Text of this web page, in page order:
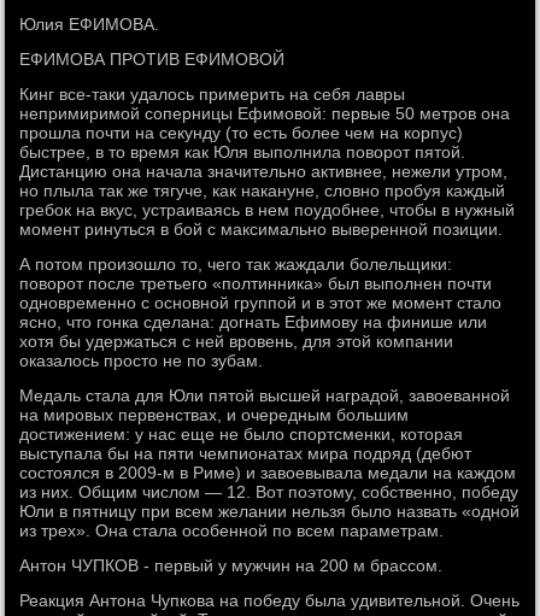
Юлия ЕФИМОВА.
ЕФИМОВА ПРОТИВ ЕФИМОВОЙ
Кинг все-таки удалось примерить на себя лавры
непримиримой соперницы Ефимовой: первые 50 метров она
прошла почти на секунду (то есть более чем на корпус)
быстрее, в то время как Юля выполнила поворот пятой.
Дистанцию она начала значительно активнее, нежели утром,
но плыла так же тягуче, как накануне, словно пробуя каждый
гребок на вкус, устраиваясь в нем поудобнее, чтобы в нужный
момент ринуться в бой с максимально выверенной позиции.
А потом произошло то, чего так жаждали болельщики:
поворот после третьего «полтинника» был выполнен почти
одновременно с основной группой и в этот же момент стало
ясно, что гонка сделана: догнать Ефимову на финише или
хотя бы удержаться с ней вровень, для этой компании
оказалось просто не по зубам.
Медаль стала для Юли пятой высшей наградой, завоеванной
на мировых первенствах, и очередным большим
достижением: у нас еще не было спортсменки, которая
выступала бы на пяти чемпионатах мира подряд (дебют
состоялся в 2009-м в Риме) и завоевывала медали на каждом
из них. Общим числом — 12. Вот поэтому, собственно, победу
Юли в пятницу при всем желании нельзя было назвать «одной
из трех». Она стала особенной по всем параметрам.
Антон ЧУПКОВ - первый у мужчин на 200 м брассом.
Реакция Антона Чупкова на победу была удивительной. Очень